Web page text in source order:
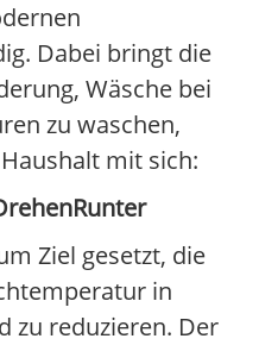
Dabei bringt die
Wäsche bei
zu waschen,
mit sich:
Ziel gesetzt, die
in
zu reduzieren. Der